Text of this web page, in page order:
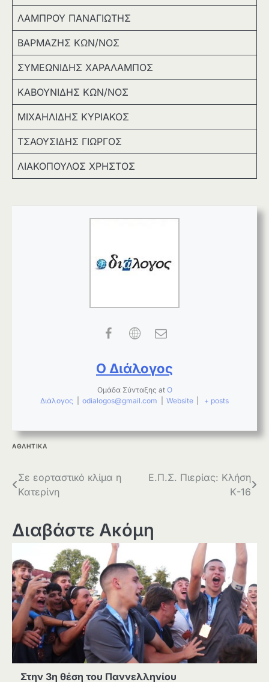
ΛΑΜΠΡΟΥ ΠΑΝΑΓΙΩΤΗΣ
ΒΑΡΜΑΖΗΣ ΚΩΝ/ΝΟΣ
ΣΥΜΕΩΝΙΔΗΣ ΧΑΡΑΛΑΜΠΟΣ
ΚΑΒΟΥΝΙΔΗΣ ΚΩΝ/ΝΟΣ
ΜΙΧΑΗΛΙΔΗΣ ΚΥΡΙΑΚΟΣ
ΤΣΑΟΥΣΙΔΗΣ ΓΙΩΡΓΟΣ
ΛΙΑΚΟΠΟΥΛΟΣ ΧΡΗΣΤΟΣ
Ο Διάλογος
Ομάδα Σύνταξης at Ο
Διάλογος
odialogos@gmail.com Website + posts
ΑΘΛΗΤΙΚΑ
Πλοήγηση
άρθρων
Σε εορταστικό κλίμα η
Κατερίνη
Ε.Π.Σ. Πιερίας: Κλήση
Κ-16
Διαβάστε Ακόμη
Στην 3η θέση του Παννελληνίου